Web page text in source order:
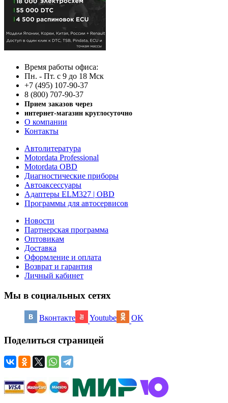
Время работы офиса:
Пн. - Пт. с 9 до 18 Мск
+7 (495) 107-90-37
8 (800) 707-90-37
Прием заказов через
интернет-магазин круглосуточно
О компании
Контакты
Автолитература
Motordata Professional
Motordata OBD
Диагностические приборы
Автоаксессуары
Адаптеры ELM327 | OBD
Программы для автосервисов
Новости
Партнерская программа
Оптовикам
Доставка
Оформление и оплата
Возврат и гарантия
Личный кабинет
Мы в социальных сетях
Вконтакте Youtube OK
Поделиться страницей